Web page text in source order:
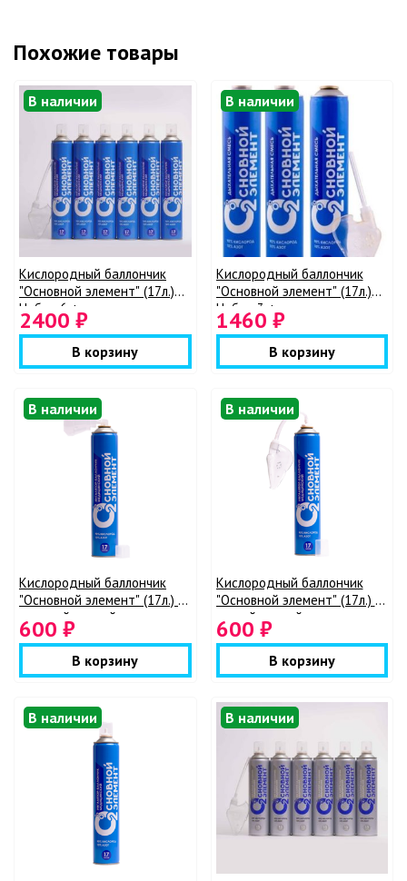
Похожие товары
В наличии
Кислородный баллончик
"Основной элемент" (17л.)
Набор 6 + мягкая маска
2400 ₽
В корзину
В наличии
Кислородный баллончик
"Основной элемент" (17л.)
Набор 3 + мягкая маска
1460 ₽
В корзину
В наличии
Кислородный баллончик
"Основной элемент" (17л.) с
жесткой маской
600 ₽
В корзину
В наличии
Кислородный баллончик
"Основной элемент" (17л.) с
мягкой маской
600 ₽
В корзину
В наличии В наличии